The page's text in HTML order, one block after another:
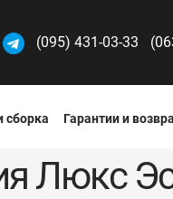
(095) 431-03-33
сборка Гарантии и
Люкс